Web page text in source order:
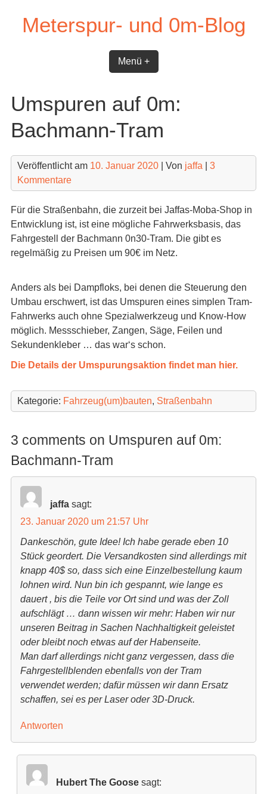
contentMeterspur- und 0m-Blog
Menü +
Umspuren auf 0m:
Bachmann-Tram
Veröffentlicht am 10. Januar 2020| Von jaffa
3
Kommentare
Für die Straßenbahn, die zurzeit bei Jaffas-Moba-Shop in
Entwicklung ist, ist eine mögliche Fahrwerksbasis, das
Fahrgestell der Bachmann 0n30-Tram. Die gibt es
regelmäßig zu Preisen um 90€ im Netz.
Anders als bei Dampfloks, bei denen die Steuerung den
Umbau erschwert, ist das Umspuren eines simplen Tram-
Fahrwerks auch ohne Spezialwerkzeug und Know-How
möglich. Messschieber, Zangen, Säge, Feilen und
Sekundenkleber … das war‘s schon.
Die Details der Umspurungsaktion findet man hier.
Kategorie: Fahrzeug(um)bauten, Straßenbahn
3 comments on Umspuren auf 0m:
Bachmann-Tram
jaffa sagt:
23. Januar 2020 um 21:57 Uhr
Dankeschön, gute Idee! Ich habe gerade eben 10
Stück geordert. Die Versandkosten sind allerdings mit
knapp 40$ so, dass sich eine Einzelbestellung kaum
lohnen wird. Nun bin ich gespannt, wie lange es
dauert , bis die Teile vor Ort sind und was der Zoll
aufschlägt … dann wissen wir mehr: Haben wir nur
unseren Beitrag in Sachen Nachhaltigkeit geleistet
oder bleibt noch etwas auf der Habenseite.
Man darf allerdings nicht ganz vergessen, dass die
Fahrgestellblenden ebenfalls von der Tram
verwendet werden; dafür müssen wir dann Ersatz
schaffen, sei es per Laser oder 3D-Druck.
Antworten
Hubert The Goose sagt: